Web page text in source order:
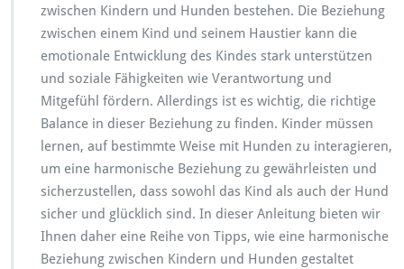
n
e
h
m
o
n
c
h
e
zwischen Kindern und Hunden bestehen. Die Beziehung
zwischen einem Kind und seinem Haustier kann die
emotionale Entwicklung des Kindes stark unterstützen
und soziale Fähigkeiten wie Verantwortung und
Mitgefühl fördern. Allerdings ist es wichtig, die richtige
Balance in dieser Beziehung zu finden. Kinder müssen
lernen, auf bestimmte Weise mit Hunden zu interagieren,
um eine harmonische Beziehung zu gewährleisten und
sicherzustellen, dass sowohl das Kind als auch der Hund
sicher und glücklich sind. In dieser Anleitung bieten wir
Ihnen daher eine Reihe von Tipps, wie eine harmonische
Beziehung zwischen Kindern und Hunden gestaltet